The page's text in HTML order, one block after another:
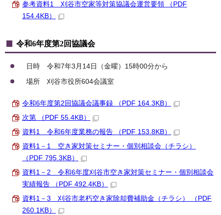
参考資料1 刈谷市空家等対策協議会運営要領 （PDF
154.4KB）
令和6年度第2回協議会
日時 令和7年3月14日（金曜）15時00分から
場所 刈谷市役所604会議室
令和6年度第2回協議会議事録 （PDF 164.3KB）
次第 （PDF 55.4KB）
資料1 令和6年度業務の報告 （PDF 153.8KB）
資料1－1 空き家対策セミナー・個別相談会（チラシ）
（PDF 795.3KB）
資料1－2 令和6年度刈谷市空き家対策セミナー・個別相談会
実績報告 （PDF 492.4KB）
資料1－3 刈谷市老朽空き家除却費補助金（チラシ） （PDF
260.1KB）